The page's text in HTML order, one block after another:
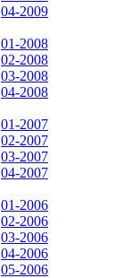
04-2009
01-2008
02-2008
03-2008
04-2008
01-2007
02-2007
03-2007
04-2007
01-2006
02-2006
03-2006
04-2006
05-2006